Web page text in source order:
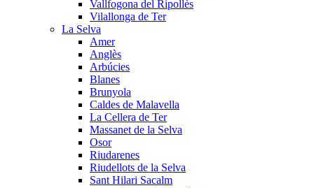
Vallfogona del Ripollès
Vilallonga de Ter
La Selva
Amer
Anglès
Arbúcies
Blanes
Brunyola
Caldes de Malavella
La Cellera de Ter
Massanet de la Selva
Osor
Riudarenes
Riudellots de la Selva
Sant Hilari Sacalm